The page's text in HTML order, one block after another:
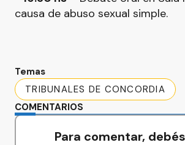
causa de abuso sexual simple.
Temas
TRIBUNALES DE CONCORDIA
COMENTARIOS
Para comentar,